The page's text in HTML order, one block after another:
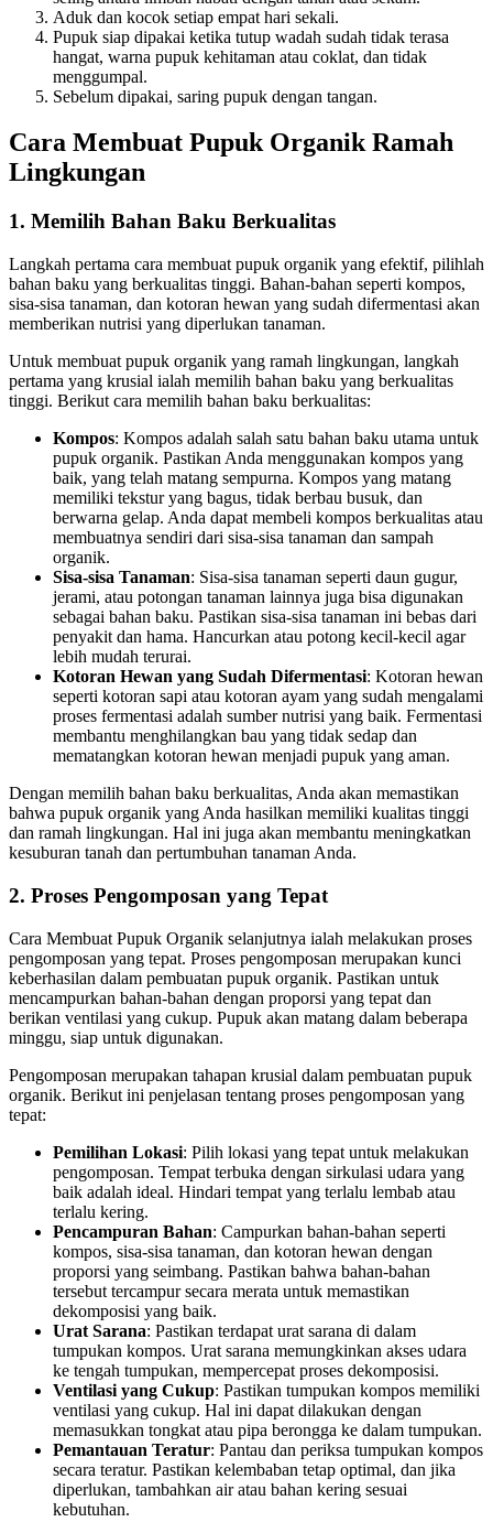
Aduk dan kocok setiap empat hari sekali.
Pupuk siap dipakai ketika tutup wadah sudah tidak terasa
hangat, warna pupuk kehitaman atau coklat, dan tidak
menggumpal.
Sebelum dipakai, saring pupuk dengan tangan.
Cara Membuat Pupuk Organik Ramah
Lingkungan
1. Memilih Bahan Baku Berkualitas
Langkah pertama cara membuat pupuk organik yang efektif, pilihlah
bahan baku yang berkualitas tinggi. Bahan-bahan seperti kompos,
sisa-sisa tanaman, dan kotoran hewan yang sudah difermentasi akan
memberikan nutrisi yang diperlukan tanaman.
Untuk membuat pupuk organik yang ramah lingkungan, langkah
pertama yang krusial ialah memilih bahan baku yang berkualitas
tinggi. Berikut cara memilih bahan baku berkualitas:
Kompos: Kompos adalah salah satu bahan baku utama untuk
pupuk organik. Pastikan Anda menggunakan kompos yang
baik, yang telah matang sempurna. Kompos yang matang
memiliki tekstur yang bagus, tidak berbau busuk, dan
berwarna gelap. Anda dapat membeli kompos berkualitas atau
membuatnya sendiri dari sisa-sisa tanaman dan sampah
organik.
Sisa-sisa Tanaman: Sisa-sisa tanaman seperti daun gugur,
jerami, atau potongan tanaman lainnya juga bisa digunakan
sebagai bahan baku. Pastikan sisa-sisa tanaman ini bebas dari
penyakit dan hama. Hancurkan atau potong kecil-kecil agar
lebih mudah terurai.
Kotoran Hewan yang Sudah Difermentasi: Kotoran hewan
seperti kotoran sapi atau kotoran ayam yang sudah mengalami
proses fermentasi adalah sumber nutrisi yang baik. Fermentasi
membantu menghilangkan bau yang tidak sedap dan
mematangkan kotoran hewan menjadi pupuk yang aman.
Dengan memilih bahan baku berkualitas, Anda akan memastikan
bahwa pupuk organik yang Anda hasilkan memiliki kualitas tinggi
dan ramah lingkungan. Hal ini juga akan membantu meningkatkan
kesuburan tanah dan pertumbuhan tanaman Anda.
2. Proses Pengomposan yang Tepat
Cara Membuat Pupuk Organik selanjutnya ialah melakukan proses
pengomposan yang tepat. Proses pengomposan merupakan kunci
keberhasilan dalam pembuatan pupuk organik. Pastikan untuk
mencampurkan bahan-bahan dengan proporsi yang tepat dan
berikan ventilasi yang cukup. Pupuk akan matang dalam beberapa
minggu, siap untuk digunakan.
Pengomposan merupakan tahapan krusial dalam pembuatan pupuk
organik. Berikut ini penjelasan tentang proses pengomposan yang
tepat:
Pemilihan Lokasi: Pilih lokasi yang tepat untuk melakukan
pengomposan. Tempat terbuka dengan sirkulasi udara yang
baik adalah ideal. Hindari tempat yang terlalu lembab atau
terlalu kering.
Pencampuran Bahan: Campurkan bahan-bahan seperti
kompos, sisa-sisa tanaman, dan kotoran hewan dengan
proporsi yang seimbang. Pastikan bahwa bahan-bahan
tersebut tercampur secara merata untuk memastikan
dekomposisi yang baik.
Urat Sarana: Pastikan terdapat urat sarana di dalam
tumpukan kompos. Urat sarana memungkinkan akses udara
ke tengah tumpukan, mempercepat proses dekomposisi.
Ventilasi yang Cukup: Pastikan tumpukan kompos memiliki
ventilasi yang cukup. Hal ini dapat dilakukan dengan
memasukkan tongkat atau pipa berongga ke dalam tumpukan.
Pemantauan Teratur: Pantau dan periksa tumpukan kompos
secara teratur. Pastikan kelembaban tetap optimal, dan jika
diperlukan, tambahkan air atau bahan kering sesuai
kebutuhan.